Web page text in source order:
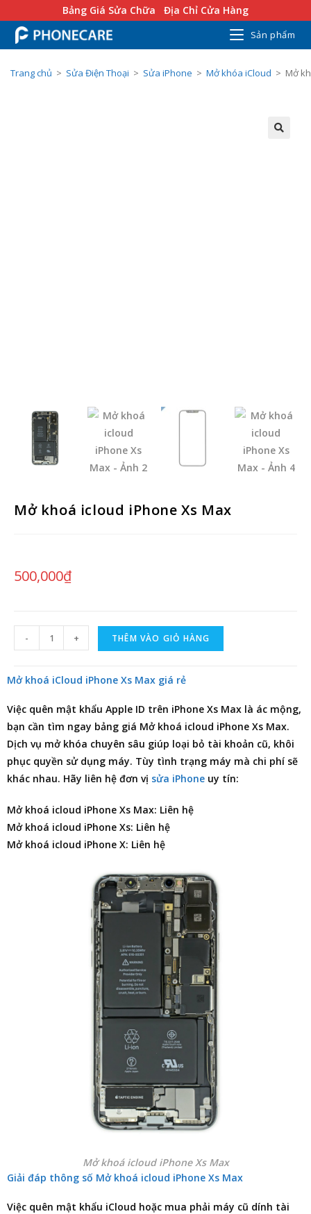
Bảng Giá Sửa Chữa Địa Chỉ Cửa Hàng
Sản phẩm
Trang chủ > Sửa Điện Thoại > Sửa iPhone > Mở khóa iCloud > Mở
Mở khoá icloud iPhone Xs Max
500,000₫
- + THÊM VÀO GIỎ HÀNG
Mở khoá iCloud iPhone Xs Max giá rẻ
Việc quên mật khẩu Apple ID trên iPhone Xs Max là ác mộng,
bạn cần tìm ngay bảng giá Mở khoá icloud iPhone Xs Max.
Dịch vụ mở khóa chuyên sâu giúp loại bỏ tài khoản cũ, khôi
phục quyền sử dụng máy. Tùy tình trạng máy mà chi phí sẽ
khác nhau. Hãy liên hệ đơn vị sửa iPhone uy tín:
Mở khoá icloud iPhone Xs Max: Liên hệ
Mở khoá icloud iPhone Xs: Liên hệ
Mở khoá icloud iPhone X: Liên hệ
Mở khoá icloud iPhone Xs Max
Giải đáp thông số Mở khoá icloud iPhone Xs Max
Việc quên mật khẩu iCloud hoặc mua phải máy cũ dính tài